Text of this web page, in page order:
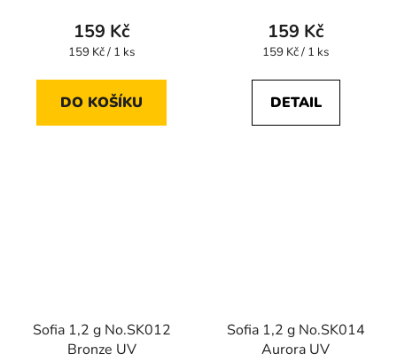
159 Kč
Měrná
159 Kč / 1 ks
DO KOŠÍKU
159 Kč
Měrná
159 Kč / 1 ks
DETAIL
Sofia 1,2 g No.SK012
Bronze UV
Sofia 1,2 g No.SK014
Aurora UV